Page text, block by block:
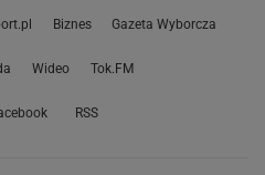
Biznes Gazeta Wyborcza
Wideo Tok.FM
RSS